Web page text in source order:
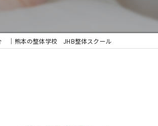
｜熊本の整体学校 JHB整体スクール